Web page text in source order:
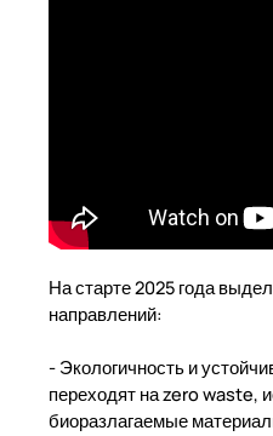
На старте 2025 года
направлений:
- Экологичность и
переходят на zero waste,
биоразлагаемые